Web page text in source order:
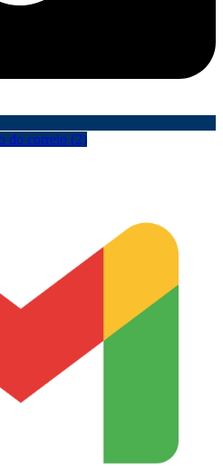
do correio (2)